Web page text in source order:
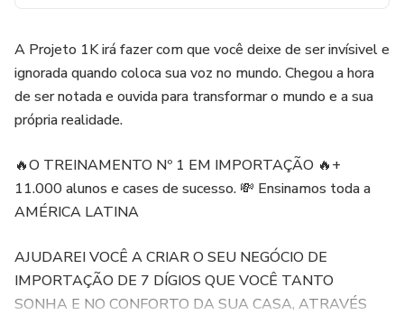
A Projeto 1K irá fazer com que você deixe de ser invísivel e
ignorada quando coloca sua voz no mundo. Chegou a hora
de ser notada e ouvida para transformar o mundo e a sua
própria realidade.
🔥O TREINAMENTO Nº 1 EM IMPORTAÇÃO 🔥+
11.000 alunos e cases de sucesso. 💸 Ensinamos toda a
AMÉRICA LATINA
AJUDAREI VOCÊ A CRIAR O SEU NEGÓCIO DE
IMPORTAÇÃO DE 7 DÍGIOS QUE VOCÊ TANTO
SONHA E NO CONFORTO DA SUA CASA, ATRAVÉS